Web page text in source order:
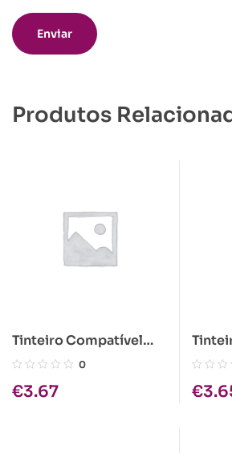
Produtos
Tinteiro Compatível
Epson S020108/T051
0
€3.67 €